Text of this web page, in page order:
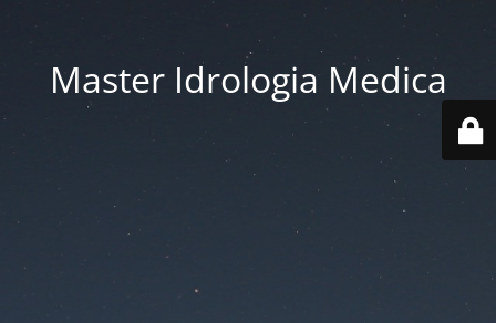
Master Idrologia Medica